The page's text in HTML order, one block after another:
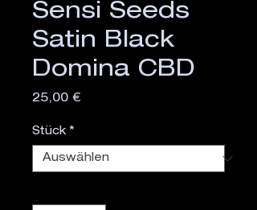
Sensi Seeds
Satin Black
Domina CBD
25,00 €Preis
Stück *